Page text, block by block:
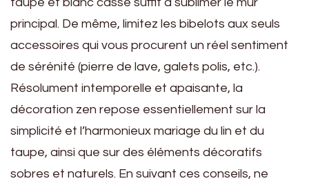
principal. De même, limitez les bibelots aux seuls
accessoires qui vous procurent un réel sentiment
de sérénité (pierre de lave, galets polis, etc.).
Résolument intemporelle et apaisante, la
décoration zen repose essentiellement sur la
simplicité et l’harmonieux mariage du lin et du
taupe, ainsi que sur des éléments décoratifs
sobres et naturels. En suivant ces conseils, ne